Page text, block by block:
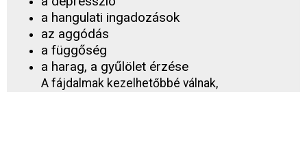
a hangulati ingadozások
az aggódás
a függőség
a harag, a gyűlölet érzése
A fájdalmak kezelhetőbbé válnak,